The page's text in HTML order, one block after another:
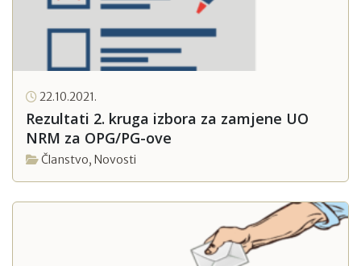
22.10.2021.
Rezultati 2. kruga izbora za zamjene UO
NRM za OPG/PG-ove
Članstvo, Novosti